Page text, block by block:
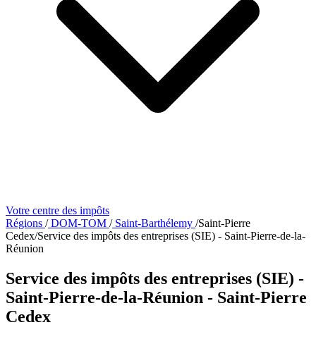
Votre centre des impôts
Régions /DOM-TOM /Saint-Barthélemy /Saint-Pierre
Cedex/Service des impôts des entreprises (SIE) - Saint-Pierre-de-la-
Réunion
Service des impôts des entreprises (SIE) -
Saint-Pierre-de-la-Réunion - Saint-Pierre
Cedex